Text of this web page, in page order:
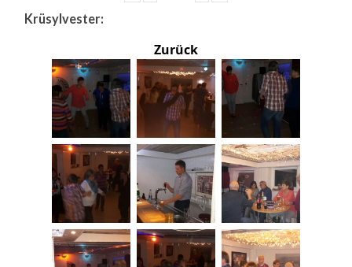
Krüsylvester:
Zurück